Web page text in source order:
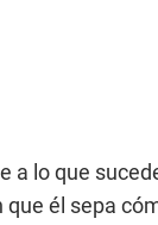
a lo que
él sepa